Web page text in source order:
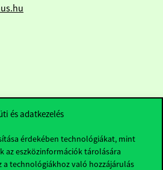
és adatkezelés
érdekében technológiákat, mint
az eszközinformációk tárolására
a technológiákhoz való hozzájárulás